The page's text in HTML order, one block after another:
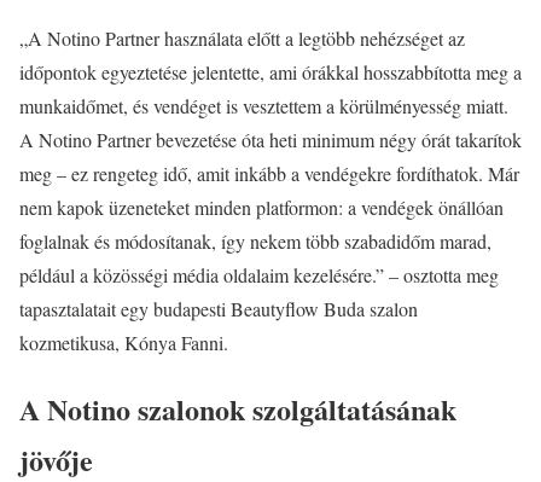
„A Notino Partner használata előtt a legtöbb nehézséget az
időpontok egyeztetése jelentette, ami órákkal hosszabbította meg a
munkaidőmet, és vendéget is vesztettem a körülményesség miatt.
A Notino Partner bevezetése óta heti minimum négy órát takarítok
meg – ez rengeteg idő, amit inkább a vendégekre fordíthatok. Már
nem kapok üzeneteket minden platformon: a vendégek önállóan
foglalnak és módosítanak, így nekem több szabadidőm marad,
például a közösségi média oldalaim kezelésére.” – osztotta meg
tapasztalatait egy budapesti Beautyflow Buda szalon
kozmetikusa, Kónya Fanni.
A Notino szalonok szolgáltatásának
jövője